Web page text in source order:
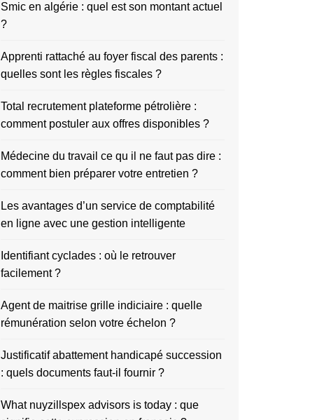
Smic en algérie : quel est son montant actuel
?
Apprenti rattaché au foyer fiscal des parents :
quelles sont les règles fiscales ?
Total recrutement plateforme pétrolière :
comment postuler aux offres disponibles ?
Médecine du travail ce qu il ne faut pas dire :
comment bien préparer votre entretien ?
Les avantages d’un service de comptabilité
en ligne avec une gestion intelligente
Identifiant cyclades : où le retrouver
facilement ?
Agent de maitrise grille indiciaire : quelle
rémunération selon votre échelon ?
Justificatif abattement handicapé succession
: quels documents faut-il fournir ?
What nuyzillspex advisors is today : que